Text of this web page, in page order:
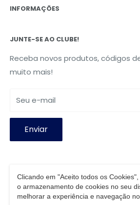
(15) 98150-0115
CEP:18044-050
INFORMAÇÕES
Termos de Uso
Política de troca e devoluções
JUNTE-SE AO CLUBE!
Receba novos produtos, códigos
muito mais!
Seu e-mail
Enviar
Clicando em "Aceito todos os
o armazenamento de cookies no seu
melhorar a experiência e navegação no